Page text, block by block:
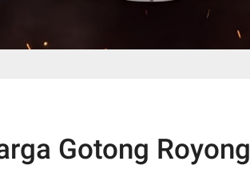
Gotong Royong